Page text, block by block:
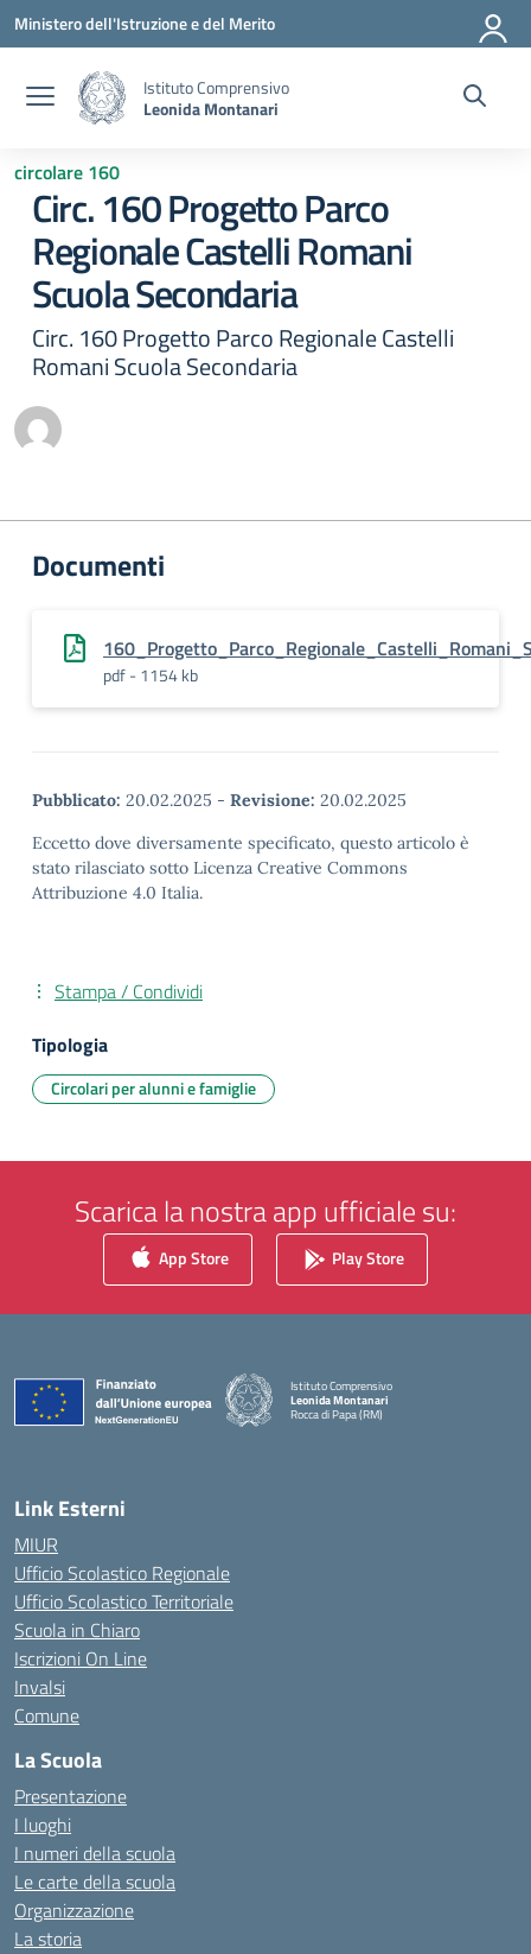
Vai ai contenuti
Vai al menu di navigazione
Vai al footer
Ministero dell'Istruzione e del Merito
Istituto Comprensivo
Leonida Montanari
circolare 160
Circ. 160 Progetto Parco
Regionale Castelli Romani
Scuola Secondaria
Circ. 160 Progetto Parco Regionale Castelli
Romani Scuola Secondaria
Documenti
pdf - 1154 kb
Pubblicato: 20.02.2025 - Revisione: 20.02.2025
Eccetto dove diversamente specificato, questo articolo è
stato rilasciato sotto Licenza Creative Commons
Attribuzione 4.0 Italia.
Stampa / Condividi
Tipologia
Circolari per alunni e famiglie
Scarica la nostra app ufficiale su:
App Store Play Store
Istituto Comprensivo
Leonida Montanari
Rocca di Papa (RM)
— Visita la pagina iniziale della scuola
Link Esterni
MIUR
Ufficio Scolastico Regionale
Ufficio Scolastico Territoriale
Scuola in Chiaro
Iscrizioni On Line
Invalsi
Comune
La Scuola
Presentazione
I luoghi
I numeri della scuola
Le carte della scuola
Organizzazione
La storia